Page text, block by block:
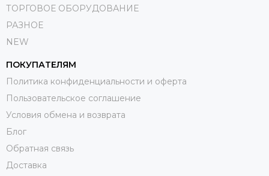
ТОРГОВОЕ ОБОРУДОВАНИЕ
РАЗНОЕ
NEW
ПОКУПАТЕЛЯМ
Политика конфиденциальности и оферта
Пользовательское соглашение
Условия обмена и возврата
Блог
Обратная связь
Доставка